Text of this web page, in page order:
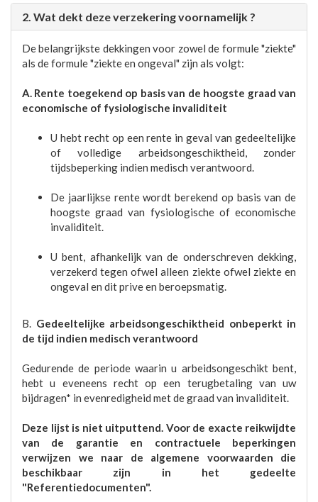
2. Wat dekt deze verzekering voornamelijk ?
De belangrijkste dekkingen voor zowel de formule "ziekte"
als de formule "ziekte en ongeval" zijn als volgt:
A. Rente toegekend op basis van de hoogste graad van
economische of fysiologische invaliditeit
U hebt recht op een rente in geval van gedeeltelijke
of volledige arbeidsongeschiktheid, zonder
tijdsbeperking indien medisch verantwoord.
De jaarlijkse rente wordt berekend op basis van de
hoogste graad van fysiologische of economische
invaliditeit.
U bent, afhankelijk van de onderschreven dekking,
verzekerd tegen ofwel alleen ziekte ofwel ziekte en
ongeval en dit prive en beroepsmatig.
B. Gedeeltelijke arbeidsongeschiktheid onbeperkt in
de tijd indien medisch verantwoord
Gedurende de periode waarin u arbeidsongeschikt bent,
hebt u eveneens recht op een terugbetaling van uw
bijdragen* in evenredigheid met de graad van invaliditeit.
Deze lijst is niet uitputtend. Voor de exacte reikwijdte
van de garantie en contractuele beperkingen
verwijzen we naar de algemene voorwaarden die
beschikbaar zijn in het gedeelte
"Referentiedocumenten".